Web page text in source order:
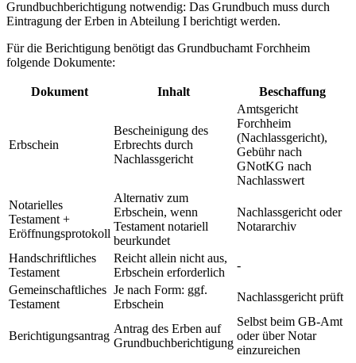
Grundbuchberichtigung notwendig: Das Grundbuch muss durch
Eintragung der Erben in Abteilung I berichtigt werden.
Für die Berichtigung benötigt das Grundbuchamt Forchheim
folgende Dokumente:
Dokument Inhalt Beschaffung
Erbschein
Bescheinigung des
Erbrechts durch
Nachlassgericht
Amtsgericht
Forchheim
(Nachlassgericht),
Gebühr nach
GNotKG nach
Nachlasswert
Notarielles
Testament +
Eröffnungsprotokoll
Alternativ zum
Erbschein, wenn
Testament notariell
beurkundet
Nachlassgericht oder
Notararchiv
Handschriftliches
Testament
Reicht allein nicht aus,
Erbschein erforderlich
-
Gemeinschaftliches
Testament
Je nach Form: ggf.
Erbschein
Nachlassgericht prüft
Berichtigungsantrag
Antrag des Erben auf
Grundbuchberichtigung
Selbst beim GB-Amt
oder über Notar
einzureichen